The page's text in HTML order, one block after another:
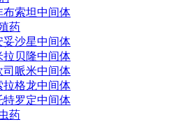
布索坦中间体
药
妥沙星中间体
拉贝隆中间体
司哌米中间体
拉格龙中间体
特罗定中间体
药